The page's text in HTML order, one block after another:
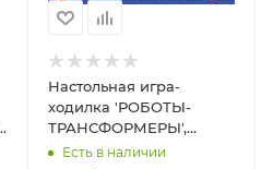
Настольная игра-
ходилка 'РОБОТЫ-
ТРАНСФОРМЕРЫ',
ИН-4835
Есть в наличии